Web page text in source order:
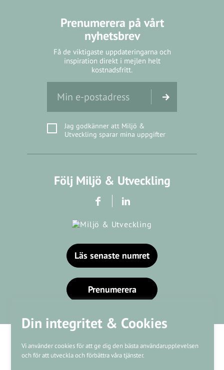
Din integritet & Cookies
Vi använder cookies för att ge dig den bästa användarupplevelsen
och för att utveckla och förbättra våra tjänster.
Prenumerera på vårt
nyhetsbrev
Få de viktigaste uppdateringarna och
inspiration direkt i mejlen helt
kostnadsfritt.
Jag godkänner att Miljö &
Utveckling sparar mina uppgifter
Följ Miljö & Utveckling
Läs senaste numret
Prenumerera